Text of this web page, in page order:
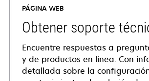
PÁGINA WEB
Obtener soporte
Encuentre respuestas a
y de productos en línea. Con
detallada sobre la